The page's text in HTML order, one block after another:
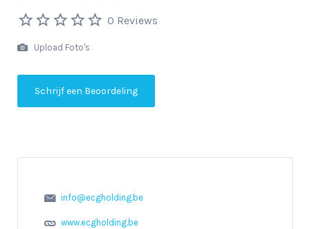
0 Reviews
Upload Foto's
Schrijf een Beoordeling
info@ecgholding.be
www.ecgholding.be